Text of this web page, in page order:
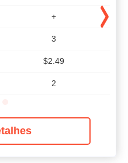
+
3
$2.49
2